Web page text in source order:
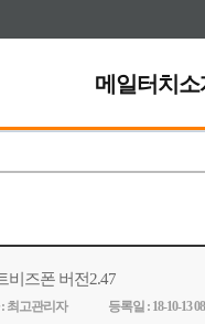
메일터치소
비즈폰 버전2.47
최고관리자 등록일 : 18-10-13